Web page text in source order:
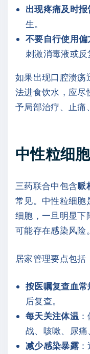
出现疼痛及时报
生。
不要自行使用偏
刺激消毒液或反
如果出现口腔溃疡
法进食饮水，应尽
予局部治疗、止痛
中性粒细
三药联合中包含哌
常见。中性粒细胞
细胞，一旦明显下
可能存在感染风险。
居家管理要点包括
按医嘱复查血常
后复查。
每天关注体温
战、咳嗽、尿痛
减少感染暴露：